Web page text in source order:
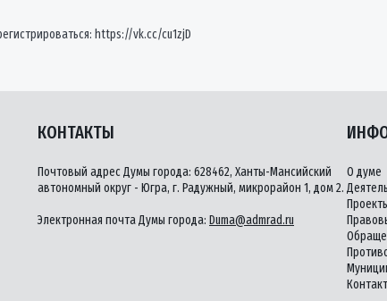
https://vk.cc/cu1zjD
КОНТАКТЫ
Почтовый адрес Думы города: 628462, Ханты-Мансийский
автономный округ - Югра, г. Радужный, микрорайон 1, дом 2.
Электронная почта Думы города: Duma@admrad.ru
О думе